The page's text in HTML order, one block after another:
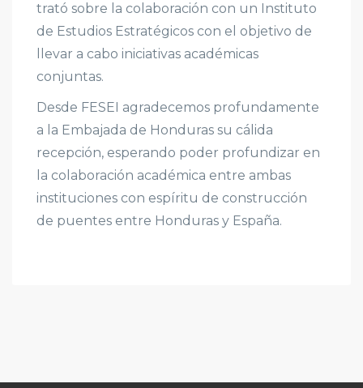
trató sobre la colaboración con un Instituto
de Estudios Estratégicos con el objetivo de
llevar a cabo iniciativas académicas
conjuntas.
Desde FESEI agradecemos profundamente
a la Embajada de Honduras su cálida
recepción, esperando poder profundizar en
la colaboración académica entre ambas
instituciones con espíritu de construcción
de puentes entre Honduras y España.